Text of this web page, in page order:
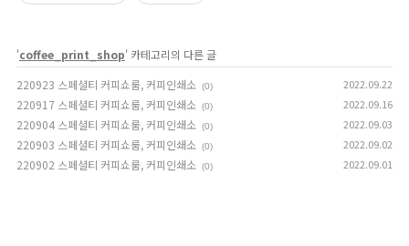
'coffee_print_shop' 카테고리의 다른 글
220923 스페셜티 커피쇼룸, 커피인쇄소 (0) 2022.09.22
220917 스페셜티 커피쇼룸, 커피인쇄소 (0) 2022.09.16
220904 스페셜티 커피쇼룸, 커피인쇄소 (0) 2022.09.03
220903 스페셜티 커피쇼룸, 커피인쇄소 (0) 2022.09.02
220902 스페셜티 커피쇼룸, 커피인쇄소 (0) 2022.09.01